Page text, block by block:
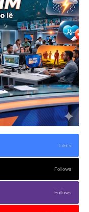
Likes
Follows
Follows